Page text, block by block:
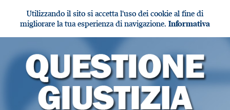
Utilizzando il sito si accetta l'uso dei cookie al fine di
migliorare la tua esperienza di navigazione. Informativa